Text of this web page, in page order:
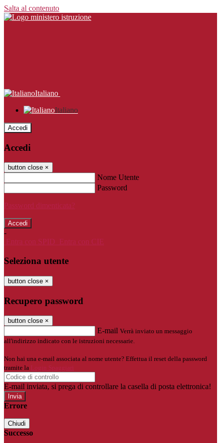
Salta al contenuto
Italiano
Italiano
Accedi
Accedi
button close ×
Nome Utente
Password
Password dimenticata?
-
Entra con SPID
Entra con CIE
Seleziona utente
button close ×
Recupero password
button close ×
E-mail Verrà inviato un messaggio
all'indirizzo indicato con le istruzioni necessarie.
Non hai una e-mail associata al nome utente? Effettua il reset della password
tramite la
Login Spaggiari
E-mail inviata, si prega di controllare la casella di posta elettronica!
Errore
Chiudi
Successo